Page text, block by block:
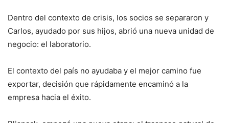
Dentro del contexto de crisis, los socios se separaron y
Carlos, ayudado por sus hijos, abrió una nueva unidad de
negocio: el laboratorio.
El contexto del país no ayudaba y el mejor camino fue
exportar, decisión que rápidamente encaminó a la
empresa hacia el éxito.